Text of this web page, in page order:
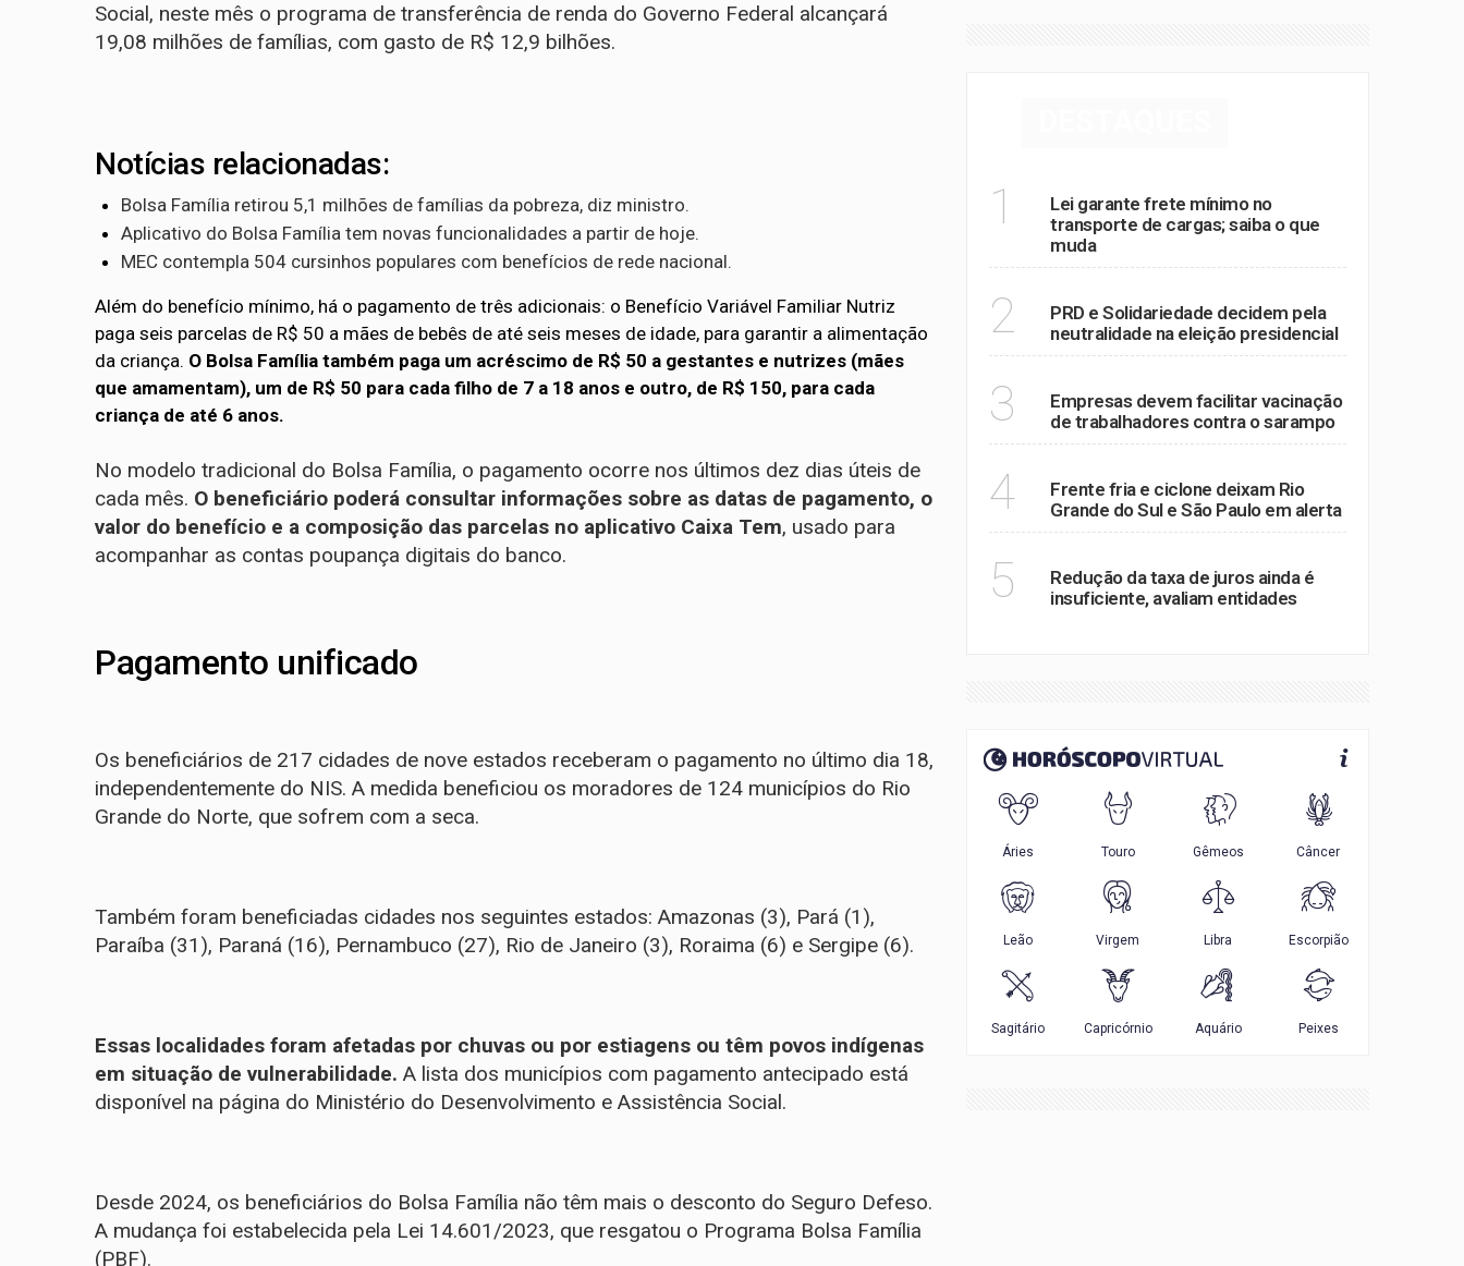
Social, neste mês o programa de transferência de renda do Governo Federal alcançará
19,08 milhões de famílias, com gasto de R$ 12,9 bilhões.
Notícias relacionadas:
Bolsa Família retirou 5,1 milhões de famílias da pobreza, diz ministro.
Aplicativo do Bolsa Família tem novas funcionalidades a partir de hoje.
MEC contempla 504 cursinhos populares com benefícios de rede nacional.
Além do benefício mínimo, há o pagamento de três adicionais: o Benefício Variável Familiar Nutriz
paga seis parcelas de R$ 50 a mães de bebês de até seis meses de idade, para garantir a alimentação
da criança. O Bolsa Família também paga um acréscimo de R$ 50 a gestantes e nutrizes (mães
que amamentam), um de R$ 50 para cada filho de 7 a 18 anos e outro, de R$ 150, para cada
criança de até 6 anos.
No modelo tradicional do Bolsa Família, o pagamento ocorre nos últimos dez dias úteis de
cada mês. O beneficiário poderá consultar informações sobre as datas de pagamento, o
valor do benefício e a composição das parcelas no aplicativo Caixa Tem, usado para
acompanhar as contas poupança digitais do banco.
Pagamento unificado
Os beneficiários de 217 cidades de nove estados receberam o pagamento no último dia 18,
independentemente do NIS. A medida beneficiou os moradores de 124 municípios do Rio
Grande do Norte, que sofrem com a seca.
Também foram beneficiadas cidades nos seguintes estados: Amazonas (3), Pará (1),
Paraíba (31), Paraná (16), Pernambuco (27), Rio de Janeiro (3), Roraima (6) e Sergipe (6).
Essas localidades foram afetadas por chuvas ou por estiagens ou têm povos indígenas
em situação de vulnerabilidade. A lista dos municípios com pagamento antecipado está
disponível na página do Ministério do Desenvolvimento e Assistência Social.
Desde 2024, os beneficiários do Bolsa Família não têm mais o desconto do Seguro Defeso.
A mudança foi estabelecida pela Lei 14.601/2023, que resgatou o Programa Bolsa Família
(PBF).
1
Lei garante frete mínimo no
transporte de cargas; saiba o que
muda
2
PRD e Solidariedade decidem pela
neutralidade na eleição presidencial
3
Empresas devem facilitar vacinação
de trabalhadores contra o sarampo
4
Frente fria e ciclone deixam Rio
Grande do Sul e São Paulo em alerta
5
Redução da taxa de juros ainda é
insuficiente, avaliam entidades